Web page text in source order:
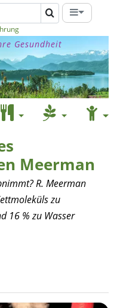
Gesundheit
Meerman
R. Meerman
zu
16 % zu Wasser